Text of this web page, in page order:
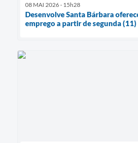
08 MAI 2026 - 15h28
Desenvolve Santa Bárbara
emprego a partir de segunda (11)